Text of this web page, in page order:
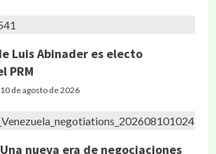
Luis Abinader es electo
PRM
10 de agosto de 2026
nueva era de negociaciones